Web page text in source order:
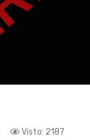
Visto: 2187